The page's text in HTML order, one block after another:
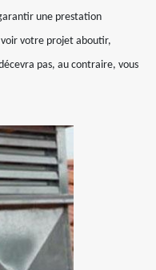
une prestation
votre projet aboutir,
pas, au contraire, vous